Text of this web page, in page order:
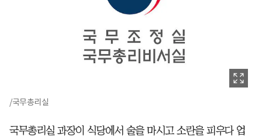
/국무총리실
국무총리실 과장이 식당에서 술을 마시고 소란을 피우다 업